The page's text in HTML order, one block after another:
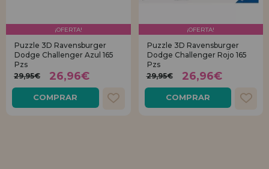
¡OFERTA!
Puzzle 3D Ravensburger
Dodge Challenger Azul 165
Pzs
29,95€
26,96€
COMPRAR
¡OFERTA!
Puzzle 3D Ravensburger
Dodge Challenger Rojo 165
Pzs
29,95€
26,96€
COMPRAR